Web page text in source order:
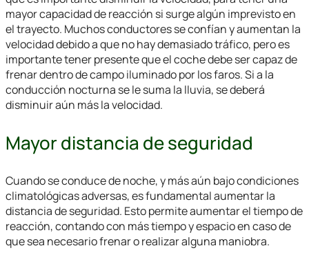
mayor capacidad de reacción si surge algún imprevisto en
el trayecto. Muchos conductores se confían y aumentan la
velocidad debido a que no hay demasiado tráfico, pero es
importante tener presente que el coche debe ser capaz de
frenar dentro de campo iluminado por los faros. Si a la
conducción nocturna se le suma la lluvia, se deberá
disminuir aún más la velocidad.
Mayor distancia de seguridad
Cuando se conduce de noche, y más aún bajo condiciones
climatológicas adversas, es fundamental aumentar la
distancia de seguridad. Esto permite aumentar el tiempo de
reacción, contando con más tiempo y espacio en caso de
que sea necesario frenar o realizar alguna maniobra.